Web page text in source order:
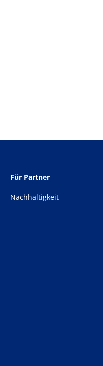
Für Partner
Nachhaltigkeit